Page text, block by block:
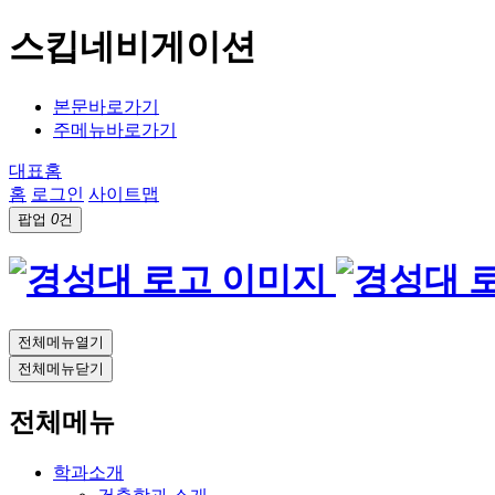
스킵네비게이션
본문바로가기
주메뉴바로가기
대표홈
홈 로그인 사이트맵
팝업 0건
전체메뉴열기
전체메뉴닫기
전체메뉴
학과소개